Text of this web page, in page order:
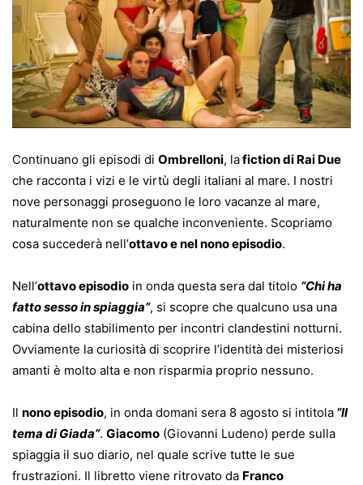
Continuano gli episodi di Ombrelloni, lafiction di Rai Due
che racconta i vizi e le virtù degli italiani al mare. I nostri
nove personaggi proseguono le loro vacanze al mare,
naturalmente non se qualche inconveniente. Scopriamo
cosa succederà nell’ottavo e nel nono episodio.
Nell’ottavo episodio in onda questa sera dal titolo “Chi ha
fatto sesso in spiaggia”, si scopre che qualcuno usa una
cabina dello stabilimento per incontri clandestini notturni.
Ovviamente la curiosità di scoprire l’identità dei misteriosi
amanti è molto alta e non risparmia proprio nessuno.
Il nono episodio, in onda domani sera 8 agosto si intitola “Il
tema di Giada”. Giacomo (Giovanni Ludeno) perde sulla
spiaggia il suo diario, nel quale scrive tutte le sue
frustrazioni. Il libretto viene ritrovato da Franco